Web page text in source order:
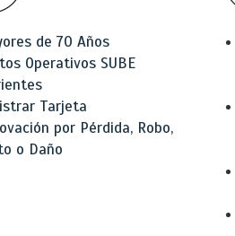
de 70 Años
Operativos SUBE
Tarjeta
por Pérdida, Robo,
o Daño